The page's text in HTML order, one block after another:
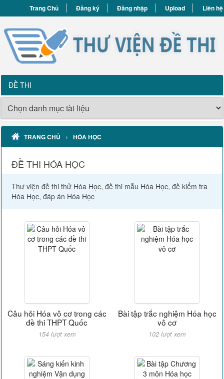
Trang Chủ Đăng ký Đăng nhập Upload Liên hệ
ĐỀ THI
TRANG CHỦ › HÓA HỌC
ĐỀ THI HÓA HỌC
Thư viện đề thi thử Hóa Học, đề thi mẫu Hóa Học, đề kiểm tra
Hóa Học, đáp án Hóa Học
Câu hỏi Hóa vô cơ trong các
đề thi THPT Quốc
154 lượt xem
Bài tập trắc nghiệm Hóa học
vô cơ
102 lượt xem